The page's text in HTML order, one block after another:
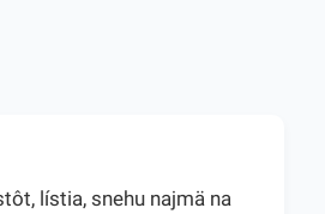
lístia, snehu najmä na